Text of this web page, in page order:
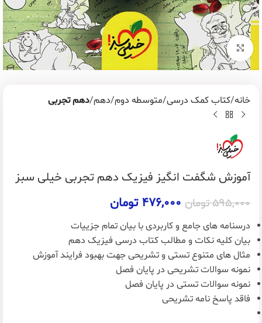
برای بزرگنمایی کلیک کنید
خانه کتاب کمک درسی متوسطه دوم دهم دهم تجربی
آموزش شگفت انگیز فیزیک دهم تجربی خیلی سبز
۵۹۵,۰۰۰ تومان ۴۷۶,۰۰۰ تومان
درسنامه های جامع و کاربردی با بیان تمام جزییات
بیان کلیه نکات و مطالب کتاب درسی فیزیک دهم
مثال های متنوع تستی و تشریحی جهت بهبود فرایند آموزش
نمونه سوالات تشریحی در پایان فصل
نمونه سوالات تستی در پایان فصل
فاقد پاسخ نامه تشریحی